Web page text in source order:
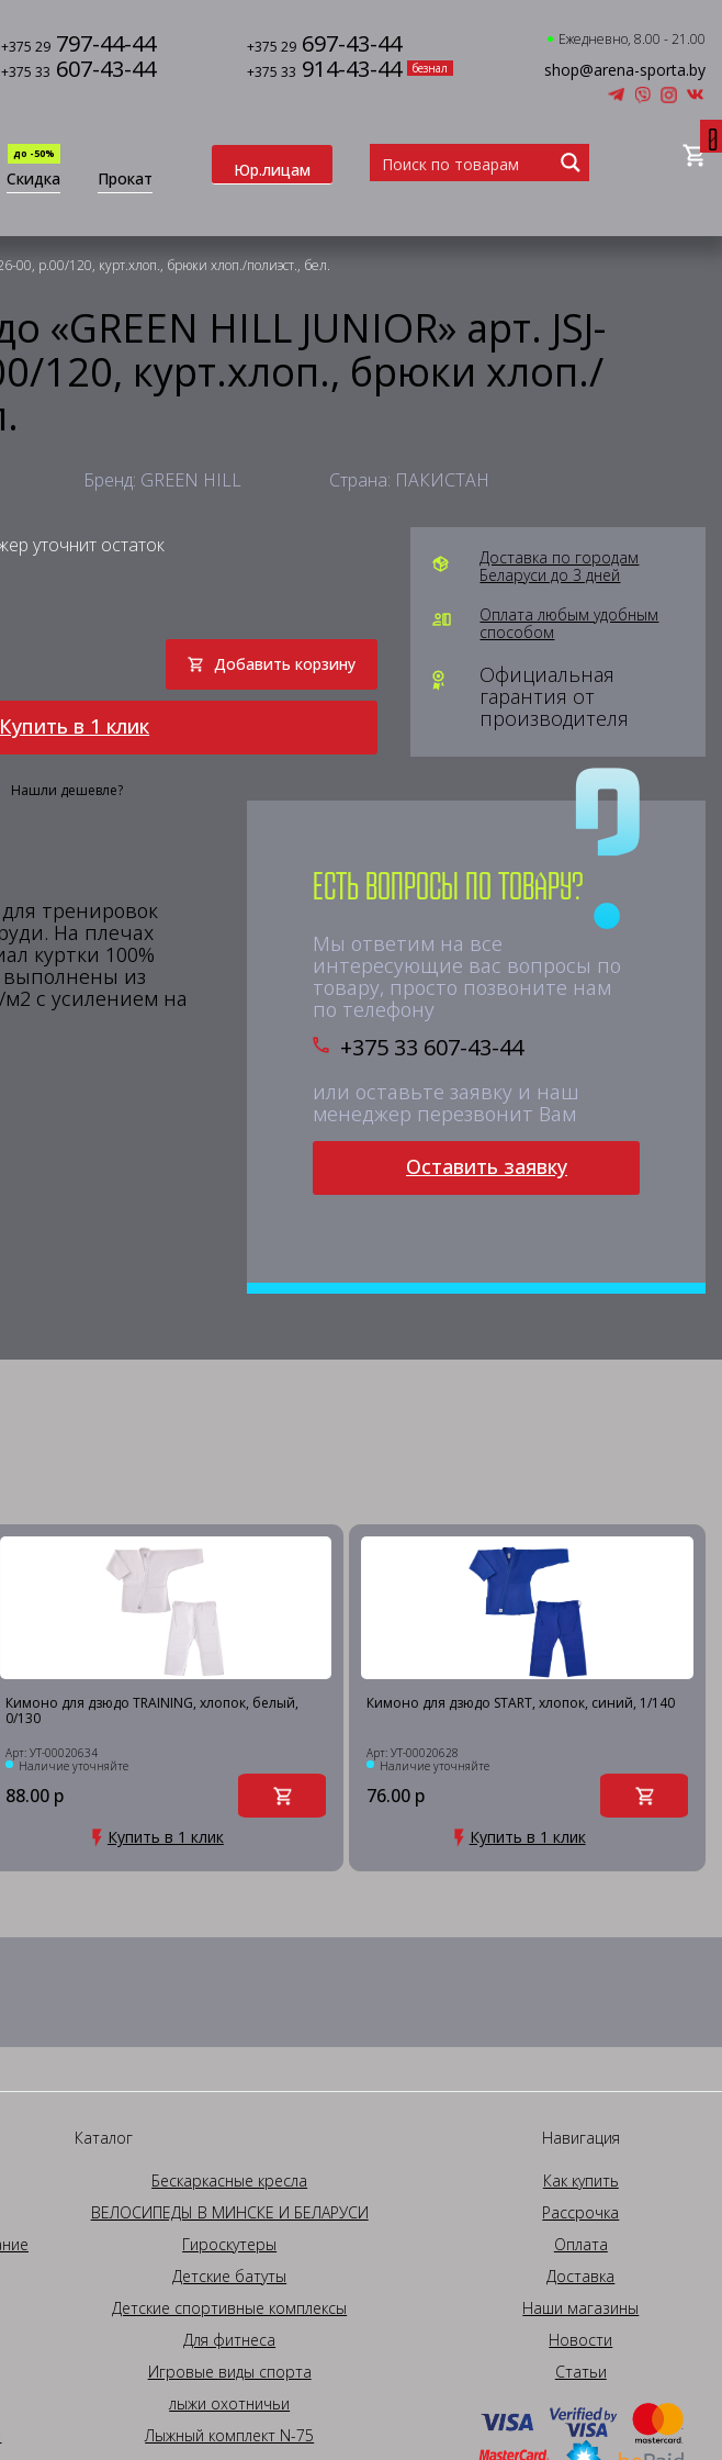
+375 29 797-44-44 +375 29 697-43-44
+375 33 607-43-44 +375 33 914-43-44 безнал
Ежедневно, 8.00 - 21.00
shop@arena-sporta.by
Скидка
до -50%
Прокат Юр.лицам
0
00, р.00/120, курт.хлоп., брюки хлоп./полиэст., бел.
HILL JUNIOR» арт. JSJ-
120, курт.хлоп., брюки хлоп./
Бренд: GREEN HILL Страна: ПАКИСТАН
уточнит остаток
Добавить корзину
Купить в 1 клик
Нашли дешевле?
Доставка по городам
Беларуси до 3 дней
Оплата любым удобным
способом
Официальная
гарантия от
производителя
тренировок
На плечах
куртки 100%
выполнены из
с усилением на
Есть вопросы по товару?
Мы ответим на все
интересующие вас вопросы по
товару, просто позвоните нам
по телефону
+375 33 607-43-44
или оставьте заявку и наш
менеджер перезвонит Вам
Оставить заявку
Кимоно для дзюдо TRAINING, хлопок, белый,
0/130
Арт: УТ-00020634
Наличие уточняйте
88.00 р
Купить в 1 клик
Кимоно для дзюдо START, хлопок, синий, 1/140
Арт: УТ-00020628
Наличие уточняйте
76.00 р
Купить в 1 клик
Каталог
Бескаркасные кресла
ВЕЛОСИПЕДЫ В МИНСКЕ И БЕЛАРУСИ
Гироскутеры
Детские батуты
Детские спортивные комплексы
Для фитнеса
Игровые виды спорта
лыжи охотничьи
Лыжный комплект N-75
Навигация
Как купить
Рассрочка
Оплата
Доставка
Наши магазины
Новости
Статьи